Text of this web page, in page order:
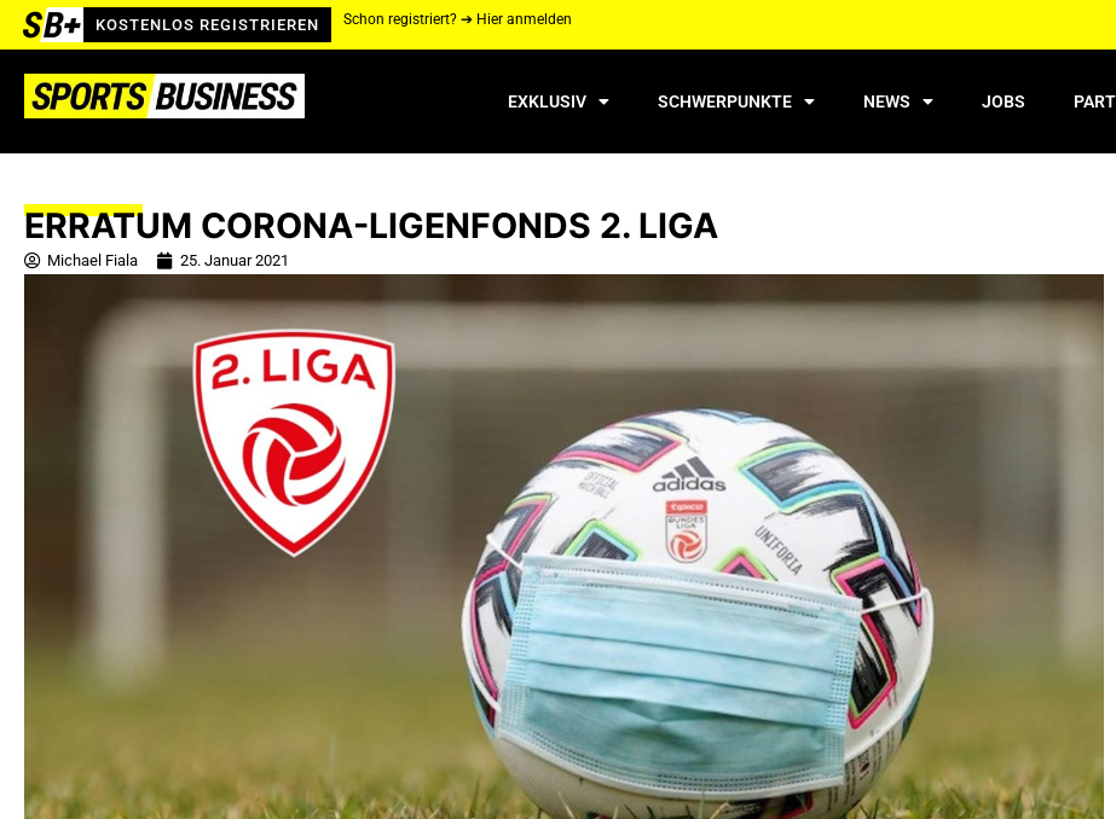
KOSTENLOS REGISTRIEREN Schon registriert? ➔ Hier anmelden
EXKLUSIV SCHWERPUNKTE NEWS JOBS
ERRATUM CORONA-LIGENFONDS 2. LIGA
Michael Fiala 25. Januar 2021